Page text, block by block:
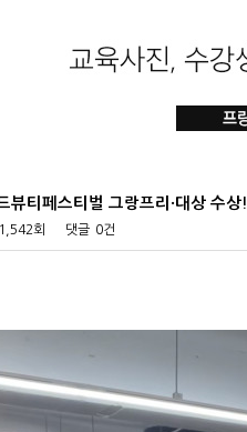
뷰티페스티벌 그랑프리·대상 수상!
1,542회 댓글 0건